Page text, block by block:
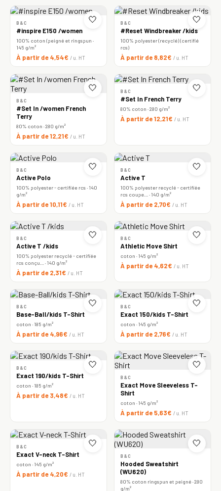
🤍
B&C
#inspire E150 /women
100% coton (peigné et ringspun ·
145 g/m²
À partir de 4,54€ / u. HT
🤍
B&C
#Reset Windbreaker /kids
100% polyester (recyclé) (certifié
rcs)
À partir de 8,82€ / u. HT
🤍
B&C
#Set In /women French
Terry
80% coton · 280 g/m²
À partir de 12,21€ / u. HT
🤍
B&C
#Set In French Terry
80% coton · 280 g/m²
À partir de 12,21€ / u. HT
🤍
B&C
Active Polo
100% polyester - certifiée rcs · 140
g/m²
À partir de 10,11€ / u. HT
🤍
B&C
Active T
100% polyester recyclé - certifiée
rcs coupe… · 140 g/m²
À partir de 2,70€ / u. HT
🤍
B&C
Active T /kids
100% polyester recyclé - certifiée
rcs conçu… · 140 g/m²
À partir de 2,31€ / u. HT
🤍
B&C
Athletic Move Shirt
coton · 145 g/m²
À partir de 4,62€ / u. HT
🤍
B&C
Base-Ball/kids T-Shirt
coton · 185 g/m²
À partir de 4,96€ / u. HT
🤍
B&C
Exact 150/kids T-Shirt
coton · 145 g/m²
À partir de 2,76€ / u. HT
🤍
B&C
Exact 190/kids T-Shirt
coton · 185 g/m²
À partir de 3,48€ / u. HT
🤍
B&C
Exact Move Sleeveless T-
Shirt
coton · 145 g/m²
À partir de 5,63€ / u. HT
🤍
B&C
Exact V-neck T-Shirt
coton · 145 g/m²
À partir de 4,20€ / u. HT
🤍
B&C
Hooded Sweatshirt
(WU620)
80% coton ringspun et peigné · 280
g/m²